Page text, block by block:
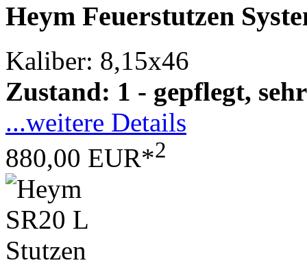
Heym Feuerstutzen
Kaliber: 8,15x46
Zustand: 1 - gepflegt,
...weitere Details
880,00 EUR*2